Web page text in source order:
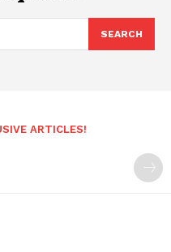
SEARCH
ARTICLES!